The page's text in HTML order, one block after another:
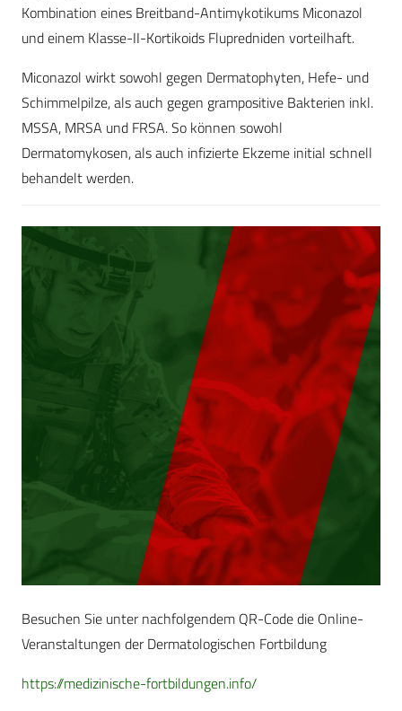
Kombination eines Breitband-Antimykotikums Miconazol
und einem Klasse-II-Kortikoids Flupredniden vorteilhaft.
Miconazol wirkt sowohl gegen Dermatophyten, Hefe- und
Schimmelpilze, als auch gegen grampositive Bakterien inkl.
MSSA, MRSA und FRSA. So können sowohl
Dermatomykosen, als auch infizierte Ekzeme initial schnell
behandelt werden.
Besuchen Sie unter nachfolgendem QR-Code die Online-
Veranstaltungen der Dermatologischen Fortbildung
https://medizinische-fortbildungen.info/